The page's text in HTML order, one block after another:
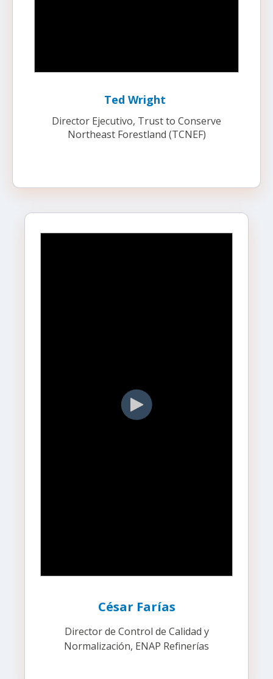
Ted Wright
Director Ejecutivo, Trust to Conserve
Northeast Forestland (TCNEF)
César Farías
Director de Control de Calidad y
Normalización, ENAP Refinerías